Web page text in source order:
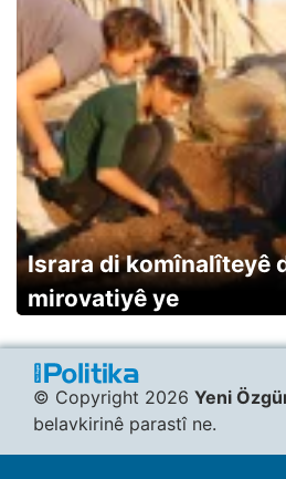
Israra di komînalîteyê
mirovatiyê ye
© Copyright 2026 Yeni
belavkirinê parastî ne.